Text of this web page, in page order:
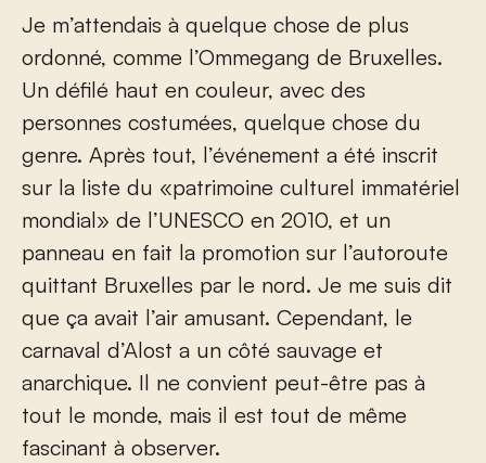
Je m’attendais à quelque chose de plus
ordonné, comme l’Ommegang de Bruxelles.
Un défilé haut en couleur, avec des
personnes costumées, quelque chose du
genre. Après tout, l’événement a été inscrit
sur la liste du «patrimoine culturel immatériel
mondial» de l’UNESCO en 2010, et un
panneau en fait la promotion sur l’autoroute
quittant Bruxelles par le nord. Je me suis dit
que ça avait l’air amusant. Cependant, le
carnaval d’Alost a un côté sauvage et
anarchique. Il ne convient peut-être pas à
tout le monde, mais il est tout de même
fascinant à observer.